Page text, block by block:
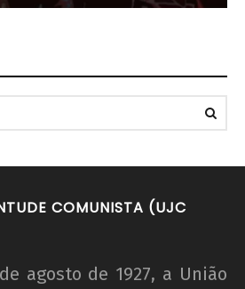
COMUNISTA (UJC
agosto de 1927, a União